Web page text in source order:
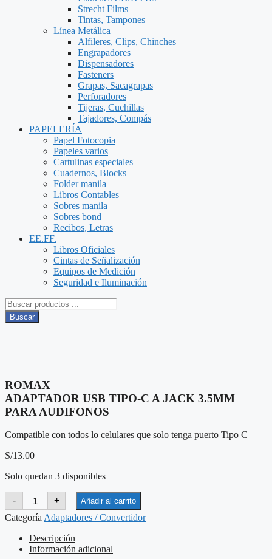
Strecht Films
Tintas, Tampones
Línea Metálica
Alfileres, Clips, Chinches
Engrapadores
Dispensadores
Fasteners
Grapas, Sacagrapas
Perforadores
Tijeras, Cuchillas
Tajadores, Compás
PAPELERÍA
Papel Fotocopia
Papeles varios
Cartulinas especiales
Cuadernos, Blocks
Folder manila
Libros Contables
Sobres manila
Sobres bond
Recibos, Letras
EE.FF.
Libros Oficiales
Cintas de Señalización
Equipos de Medición
Seguridad e Iluminación
Búsqueda
de
productos
Buscar
ROMAX
ADAPTADOR USB TIPO-C A JACK 3.5MM
PARA AUDIFONOS
Compatible con todos lo celulares que solo tenga puerto Tipo C
S/13.00
Solo quedan 3 disponibles
-
ROMAX
ADAPTADOR
USB
TIPO-
A
JACK
+ Añadir al carrito
CategoríaAdaptadores / Convertidor
Descripción
Información adicional